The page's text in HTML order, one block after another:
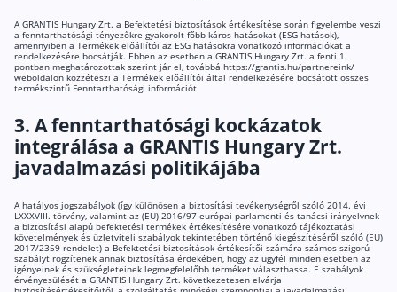
Befektetés
Állampapír
Részvény vásárlás
Befektetési alapok
ETF
Gyermek megtakarítás
Babakötvény kisokos 👶
A GRANTIS Hungary Zrt. a Befektetési biztosítások értékesítése során figyelembe veszi
a fenntarthatósági tényezőkre gyakorolt főbb káros hatásokat (ESG hatások),
amennyiben a Termékek előállítói az ESG hatásokra vonatkozó információkat a
rendelkezésére bocsátják. Ebben az esetben a GRANTIS Hungary Zrt. a fenti 1.
pontban meghatározottak szerint jár el, továbbá https://grantis.hu/partnereink/
weboldalon közzéteszi a Termékek előállítói által rendelkezésére bocsátott összes
termékszintű Fenntarthatósági információt.
3. A fenntarthatósági kockázatok
integrálása a GRANTIS Hungary Zrt.
javadalmazási politikájába
A hatályos jogszabályok (így különösen a biztosítási tevékenységről szóló 2014. évi
LXXXVIII. törvény, valamint az (EU) 2016/97 európai parlamenti és tanácsi irányelvnek
a biztosítási alapú befektetési termékek értékesítésére vonatkozó tájékoztatási
követelmények és üzletviteli szabályok tekintetében történő kiegészítéséről szóló (EU)
2017/2359 rendelet) a Befektetési biztosítások értékesítői számára számos szigorú
szabályt rögzítenek annak biztosítása érdekében, hogy az ügyfél minden esetben az
igényeinek és szükségleteinek legmegfelelőbb terméket választhassa. E szabályok
érvényesülését a GRANTIS Hungary Zrt. következetesen elvárja